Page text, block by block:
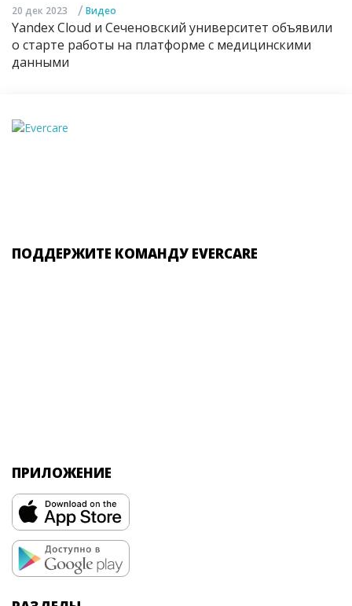
20 дек 2023 / Видео
Yandex Cloud и Сеченовский университет объявили
о старте работы на платформе с медицинскими
данными
ПОДДЕРЖИТЕ КОМАНДУ EVERCARE
ПРИЛОЖЕНИЕ